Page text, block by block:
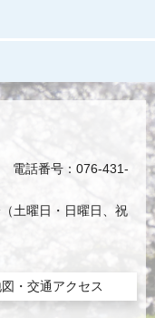
電話番号：076-431-
土曜日・日曜日、祝
・交通アクセス